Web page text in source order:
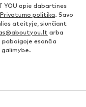
YOU apie dabartines
Privatumo politika. Savo
ateityje, siunčiant
arba
pabaigoje esančia